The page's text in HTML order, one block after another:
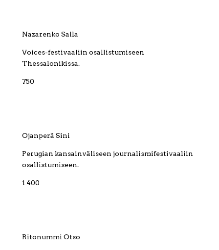
Nazarenko Salla
Voices-festivaaliin osallistumiseen
Thessalonikissa.
750
Ojanperä Sini
Perugian kansainväliseen journalismifestivaaliin
osallistumiseen.
1 400
Ritonummi Otso